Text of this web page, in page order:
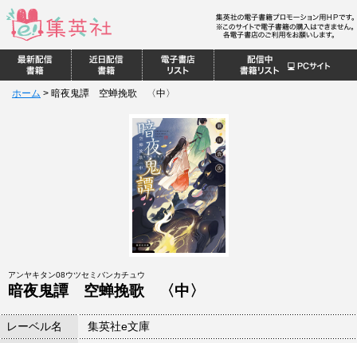
ホーム > 暗夜鬼譚 空蝉挽歌 〈中〉
アンヤキタン08ウツセミバンカチュウ
暗夜鬼譚 空蝉挽歌 〈中〉
レーベル名
集英社e文庫